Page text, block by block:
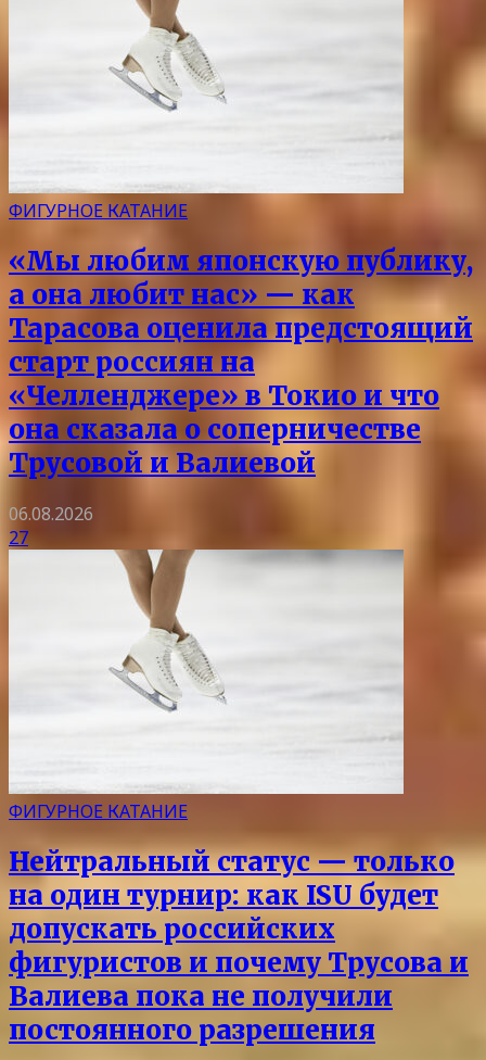
ФИГУРНОЕ КАТАНИЕ
«Мы любим японскую публику,
а она любит нас» — как
Тарасова оценила предстоящий
старт россиян на
«Челленджере» в Токио и что
она сказала о соперничестве
Трусовой и Валиевой
06.08.2026
27
ФИГУРНОЕ КАТАНИЕ
Нейтральный статус — только
на один турнир: как ISU будет
допускать российских
фигуристов и почему Трусова и
Валиева пока не получили
постоянного разрешения